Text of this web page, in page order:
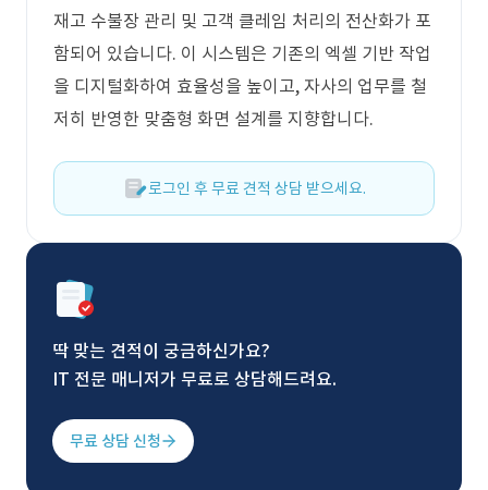
재고 수불장 관리 및 고객 클레임 처리의 전산화가 포
함되어 있습니다. 이 시스템은 기존의 엑셀 기반 작업
을 디지털화하여 효율성을 높이고, 자사의 업무를 철
저히 반영한 맞춤형 화면 설계를 지향합니다.
로그인 후 무료 견적 상담 받으세요.
딱 맞는 견적이 궁금하신가요?
IT 전문 매니저가 무료로 상담해드려요.
무료 상담 신청